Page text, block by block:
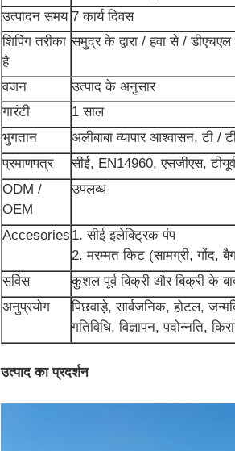
उत्पादन समय 7 कार्य दिवस
शिपिंग तरीका
है
समुद्र के द्वारा / हवा से / डीएचएल
वजन
उत्पाद के अनुसार
गारंटी
1 साल
भुगतान
अलीबाबा व्यापार आश्वासन, टी /
प्रमाणपत्र
सीई, EN14960, एसजीएस,
ODM /
OEM
उपलब्ध
Accesories 1. सीई इलेक्ट्रिक पंप
2. मरम्मत किट (सामग्री, गोंद,
सर्विस
कुशल पूर्व बिक्री और बिक्री के
अनुप्रयोग
पिछवाड़े, सार्वजनिक, होटल,
गतिविधि, विज्ञापन, पदोन्नति,
उत्पाद का प्रदर्शन